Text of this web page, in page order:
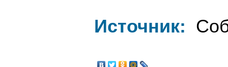
Источник: